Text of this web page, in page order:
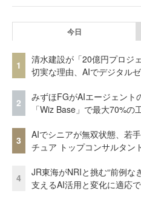
今日
1
清水建設が「20億円プロジ
切実な理由、AIでデジタル
2
みずほFGがAIエージェン
「Wiz Base」で最大70%の
3
AIでシニアが無双状態、若
チュア トップコンサルタン
4
JR東海がNRIと挑む“前例
支えるAI活用と変化に適応